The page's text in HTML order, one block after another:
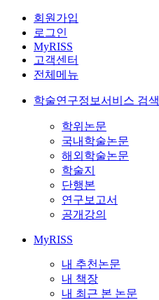
회원가입
로그인
MyRISS
고객센터
전체메뉴
학술연구정보서비스 검색
학위논문
국내학술논문
해외학술논문
학술지
단행본
연구보고서
공개강의
MyRISS
내 추천논문
내 책장
내 최근 본 논문